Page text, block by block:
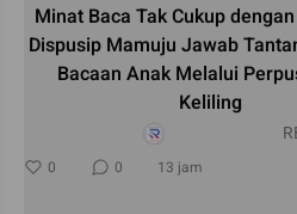
Minat Baca Tak Cukup
Dispusip Mamuju Jawab
Bacaan Anak Melalui
Keliling
0 0 13 jam